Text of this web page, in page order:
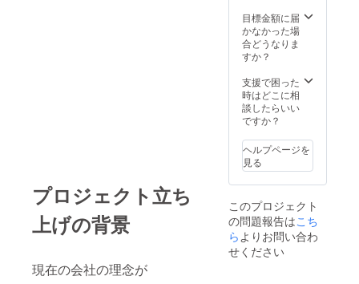
プロジェクト立ち
上げの背景
現在の会社の理念が
2027年
6月30日
までの
24か月
目標金額に届
かなかった場
合どうなりま
すか？
支援で困った
時はどこに相
談したらいい
ですか？
ヘルプページを
見る
このプロジェクト
の問題報告はこち
らよりお問い合わ
せください